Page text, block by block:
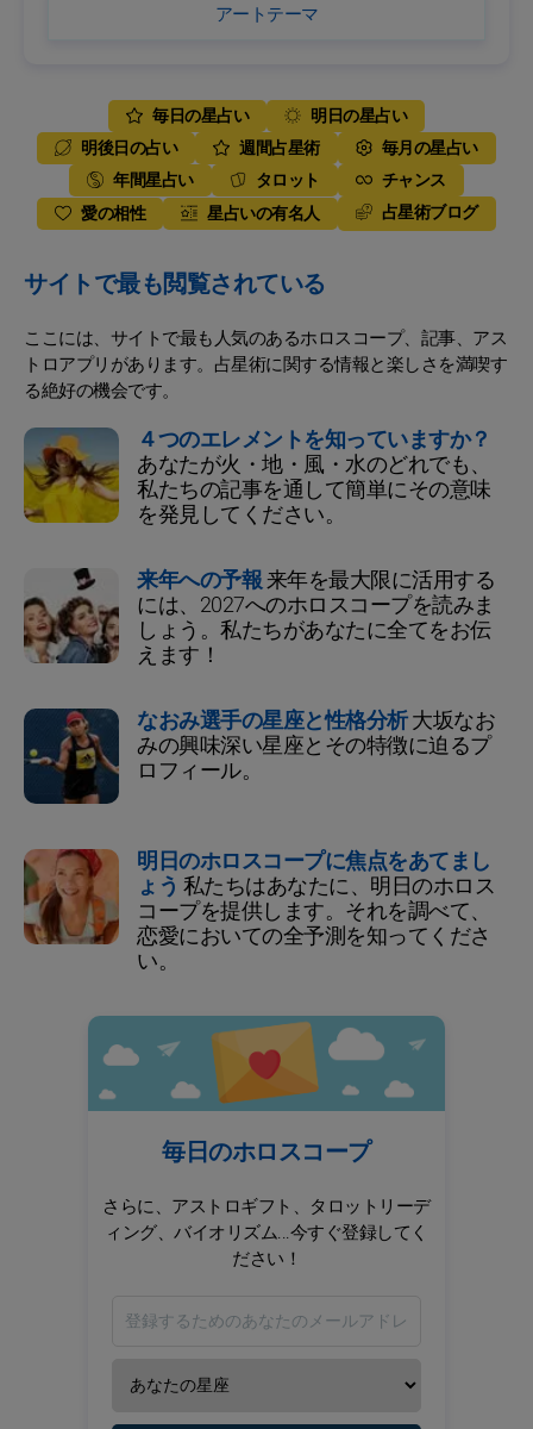
アートテーマ
毎日の星占い
明日の星占い
明後日の占い
週間占星術
毎月の星占い
年間星占い
タロット
チャンス
愛の相性
星占いの有名人 占星術ブログ
サイトで最も閲覧されている
ここには、サイトで最も人気のあるホロスコープ、記事、アス
トロアプリがあります。占星術に関する情報と楽しさを満喫す
る絶好の機会です。
４つのエレメントを知っていますか？
あなたが火・地・風・水のどれでも、
私たちの記事を通して簡単にその意味
を発見してください。
来年への予報来年を最大限に活用する
には、2027へのホロスコープを読みま
しょう。私たちがあなたに全てをお伝
えます！
なおみ選手の星座と性格分析大坂なお
みの興味深い星座とその特徴に迫るプ
ロフィール。
明日のホロスコープに焦点をあてまし
ょう 私たちはあなたに、明日のホロス
コープを提供します。それを調べて、
恋愛においての全予測を知ってくださ
い。
毎日のホロスコープ
さらに、アストロギフト、タロットリーデ
ィング、バイオリズム...今すぐ登録してく
ださい！